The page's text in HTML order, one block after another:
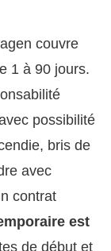
couvre
1 à 90 jours.
possibilité
bris de
avec
contrat
est
de début et